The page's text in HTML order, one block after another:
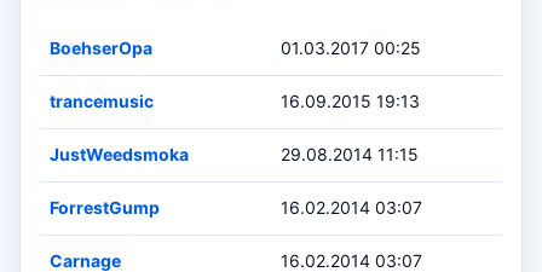
BoehserOpa 01.03.2017 00:25
trancemusic 16.09.2015 19:13
JustWeedsmoka 29.08.2014 11:15
ForrestGump 16.02.2014 03:07
Carnage 16.02.2014 03:07